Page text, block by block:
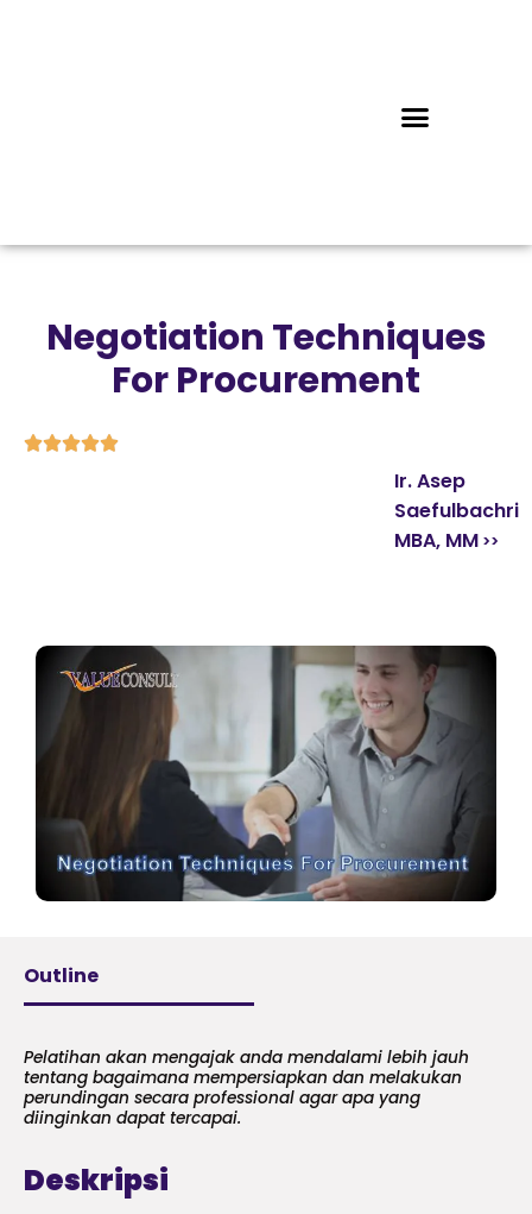
Negotiation Techniques
For Procurement

Ir. Asep
Saefulbachri
MBA, MM
Outline
Pelatihan akan mengajak anda mendalami lebih jauh
tentang bagaimana mempersiapkan dan melakukan
perundingan secara professional agar apa yang
diinginkan dapat tercapai.
Deskripsi